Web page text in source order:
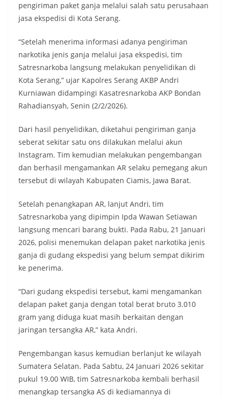
pengiriman paket ganja melalui salah satu perusahaan
jasa ekspedisi di Kota Serang.
“Setelah menerima informasi adanya pengiriman
narkotika jenis ganja melalui jasa ekspedisi, tim
Satresnarkoba langsung melakukan penyelidikan di
Kota Serang,” ujar Kapolres Serang AKBP Andri
Kurniawan didampingi Kasatresnarkoba AKP Bondan
Rahadiansyah, Senin (2/2/2026).
Dari hasil penyelidikan, diketahui pengiriman ganja
seberat sekitar satu ons dilakukan melalui akun
Instagram. Tim kemudian melakukan pengembangan
dan berhasil mengamankan AR selaku pemegang akun
tersebut di wilayah Kabupaten Ciamis, Jawa Barat.
Setelah penangkapan AR, lanjut Andri, tim
Satresnarkoba yang dipimpin Ipda Wawan Setiawan
langsung mencari barang bukti. Pada Rabu, 21 Januari
2026, polisi menemukan delapan paket narkotika jenis
ganja di gudang ekspedisi yang belum sempat dikirim
ke penerima.
“Dari gudang ekspedisi tersebut, kami mengamankan
delapan paket ganja dengan total berat bruto 3.010
gram yang diduga kuat masih berkaitan dengan
jaringan tersangka AR,” kata Andri.
Pengembangan kasus kemudian berlanjut ke wilayah
Sumatera Selatan. Pada Sabtu, 24 Januari 2026 sekitar
pukul 19.00 WIB, tim Satresnarkoba kembali berhasil
menangkap tersangka AS di kediamannya di